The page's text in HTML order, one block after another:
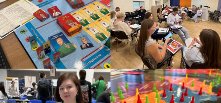
1
Геймификация обучения основные
форматы и простейшие игровые
элементы
51:22
Что такое soft skills (мягкие навыки) и как
от них зависит твой успех
31:02
3 Геймификация мотивации команды 1:34:24